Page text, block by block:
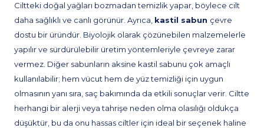
Ciltteki doğal yağları bozmadan temizlik yapar, böylece cilt
daha sağlıklı ve canlı görünür. Ayrıca, kastil sabun çevre
dostu bir üründür. Biyolojik olarak çözünebilen malzemelerle
yapılır ve sürdürülebilir üretim yöntemleriyle çevreye zarar
vermez. Diğer sabunların aksine kastil sabunu çok amaçlı
kullanılabilir; hem vücut hem de yüz temizliği için uygun
olmasının yanı sıra, saç bakımında da etkili sonuçlar verir. Ciltte
herhangi bir alerji veya tahrişe neden olma olasılığı oldukça
düşüktür, bu da onu hassas ciltler için ideal bir seçenek haline